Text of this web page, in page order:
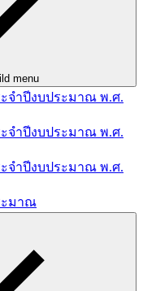
menu
จำปีงบประมาณ พ.ศ.
จำปีงบประมาณ พ.ศ.
จำปีงบประมาณ พ.ศ.
ะมาณ